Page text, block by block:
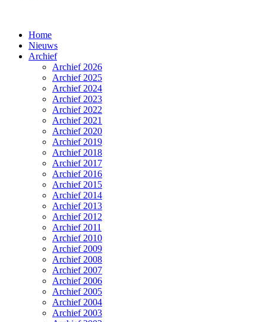
Home
Nieuws
Archief
Archief 2026
Archief 2025
Archief 2024
Archief 2023
Archief 2022
Archief 2021
Archief 2020
Archief 2019
Archief 2018
Archief 2017
Archief 2016
Archief 2015
Archief 2014
Archief 2013
Archief 2012
Archief 2011
Archief 2010
Archief 2009
Archief 2008
Archief 2007
Archief 2006
Archief 2005
Archief 2004
Archief 2003